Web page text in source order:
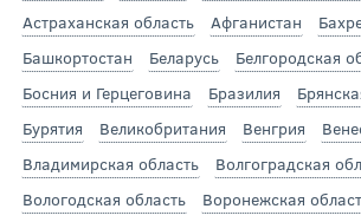
Астраханская область
Афганистан
Башкортостан
Беларусь Белгородская
Босния и Герцеговина
Бразилия
Бурятия
Великобритания Венгрия
Владимирская область
Волгоградская
Вологодская область
Воронежская